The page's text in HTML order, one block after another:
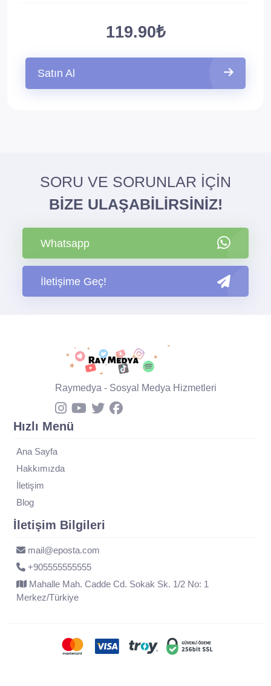
119.90₺
Satın Al
SORU VE SORUNLAR İÇİN
BİZE ULAŞABİLİRSİNİZ!
Whatsapp
İletişime Geç!
Raymedya - Sosyal Medya Hizmetleri
Hızlı Menü
Ana Sayfa
Hakkımızda
İletişim
Blog
İletişim Bilgileri
mail@eposta.com
+905555555555
Mahalle Mah. Cadde Cd. Sokak Sk. 1/2 No: 1
Merkez/Türkiye